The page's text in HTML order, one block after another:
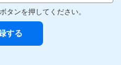
タンを押してください。